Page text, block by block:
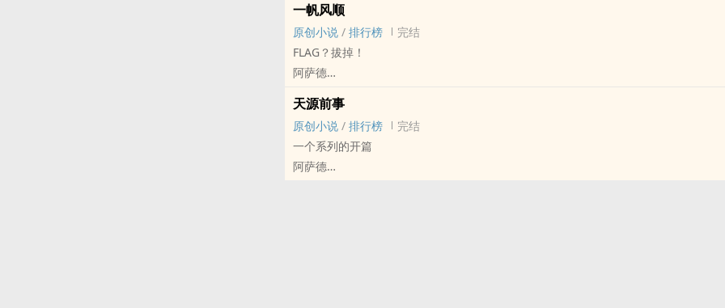
现代
完结微耽
文笔尬，剧情烂，逻辑死，还烂尾
温柔攻×又软又倔受
成年人的生活
一帆风顺
原创小说 / 排行榜
完结
FLAG？拔掉！
阿萨德
BL - 民国
平平稳稳，没有任何意外的 民国 HE 大纲文
没有一星半点儿的虐
天源前事
原创小说 / 排行榜
完结
一个系列的开篇
阿萨德